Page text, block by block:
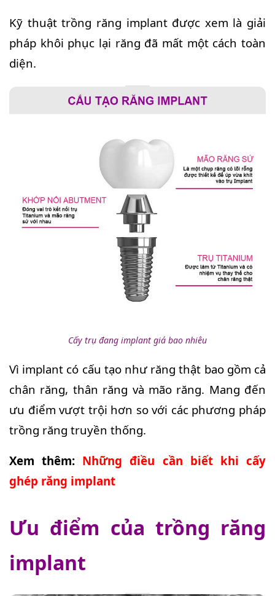
Kỹ thuật trồng răng implant được xem là giải
pháp khôi phục lại răng đã mất một cách toàn
diện.
Cấy trụ đang implant giá bao nhiêu
Vì implant có cấu tạo như răng thật bao gồm cả
chân răng, thân răng và mão răng. Mang đến
ưu điểm vượt trội hơn so với các phương pháp
trồng răng truyền thống.
Xem thêm: Những điều cần biết khi cấy
ghép răng implant
Ưu điểm của trồng răng
implant